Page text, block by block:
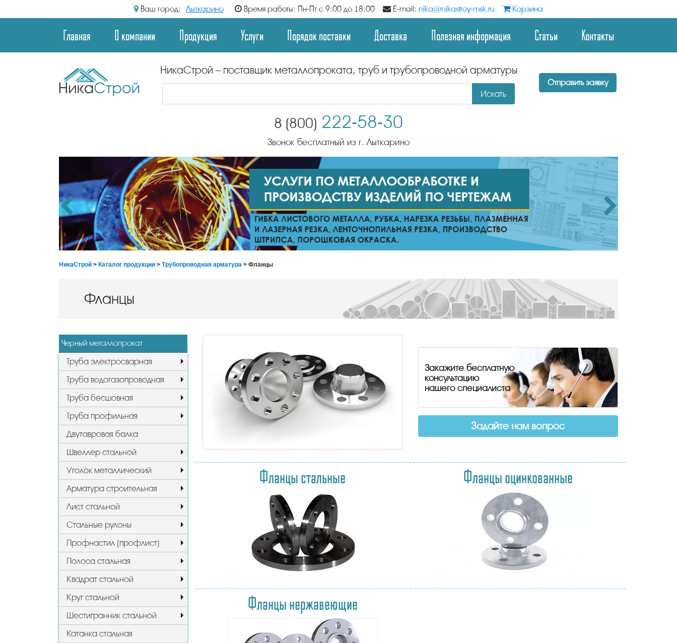
Ваш город: Лыткарино Время работы: Пн-Пт с 9:00 до 18:00 E-mail: nika@nikastroy-msk.ru Корзина
Главная О компании Продукция Услуги Порядок поставки Доставка Полезная информация Статьи Контакты
НикаСтрой – поставщик металлопроката, труб и трубопроводной арматуры
Искать
Отправить заявку
8 (800) 222-58-30
Звонок бесплатный из г. Лыткарино
НикаСтрой > Каталог продукции > Трубопроводная арматура > Фланцы
Фланцы
Черный металлопрокат
Труба электросварная
Труба водогазопроводная
Труба бесшовная
Труба профильная
Двутавровая балка
Швеллер стальной
Уголок металлический
Арматура строительная
Лист стальной
Стальные рулоны
Профнастил (профлист)
Полоса стальная
Квадрат стальной
Круг стальной
Шестигранник стальной
Катанка стальная
Закажите бесплатную
консультацию
нашего специалиста
Задайте нам вопрос
Фланцы стальные Фланцы оцинкованные
Фланцы нержавеющие